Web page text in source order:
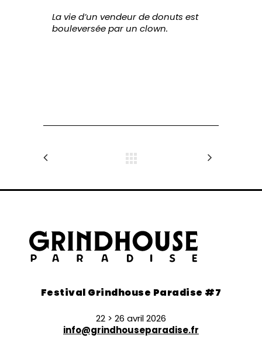
La vie d’un vendeur de donuts est
bouleversée par un clown.
Festival Grindhouse Paradise #7
22 > 26 avril 2026
info@grindhouseparadise.fr